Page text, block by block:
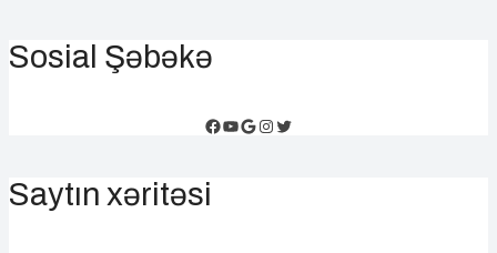
Sosial Şəbəkə
Facebook
YouTube
Google
Instagram
Twitter
Saytın xəritəsi